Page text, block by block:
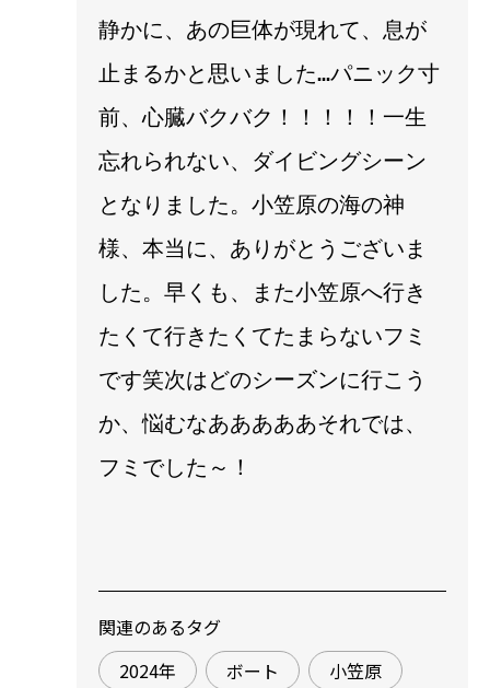
静かに、あの巨体が現れて、息が
止まるかと思いました…パニック寸
前、心臓バクバク！！！！！一生
忘れられない、ダイビングシーン
となりました。小笠原の海の神
様、本当に、ありがとうございま
した。早くも、また小笠原へ行き
たくて行きたくてたまらないフミ
です笑次はどのシーズンに行こう
か、悩むなあああああそれでは、
フミでした～！
関連のあるタグ
2024年
ボート 小笠原